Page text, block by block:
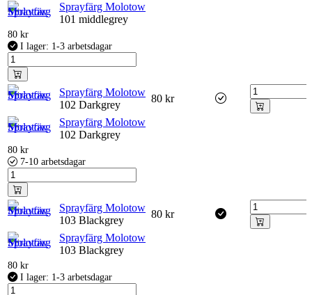
Sprayfärg Molotow
101 middlegrey
80 kr
I lager: 1-3 arbetsdagar
Sprayfärg Molotow
102 Darkgrey
80 kr
Sprayfärg Molotow
102 Darkgrey
80 kr
7-10 arbetsdagar
Sprayfärg Molotow
103 Blackgrey
80 kr
Sprayfärg Molotow
103 Blackgrey
80 kr
I lager: 1-3 arbetsdagar